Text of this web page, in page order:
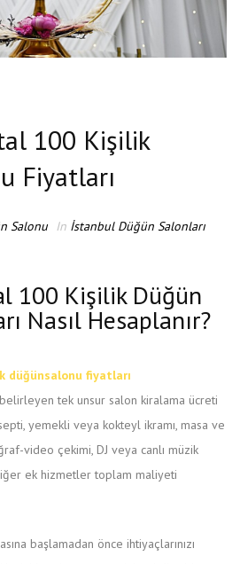
100 Kişilik
Fiyatları
Salonu In İstanbul Düğün Salonları
100 Kişilik Düğün
Nasıl Hesaplanır?
düğünsalonu fiyatları
tek unsur salon kiralama ücreti
yemekli veya kokteyl ikramı, masa ve
video çekimi, DJ veya canlı müzik
ek hizmetler toplam maliyeti
başlamadan önce ihtiyaçlarınızı